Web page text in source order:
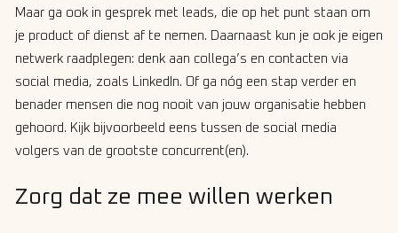
Maar ga ook in gesprek met leads, die op het punt staan om
je product of dienst af te nemen. Daarnaast kun je ook je eigen
netwerk raadplegen: denk aan collega’s en contacten via
social media, zoals LinkedIn. Of ga nóg een stap verder en
benader mensen die nog nooit van jouw organisatie hebben
gehoord. Kijk bijvoorbeeld eens tussen de social media
volgers van de grootste concurrent(en).
Zorg dat ze mee willen werken